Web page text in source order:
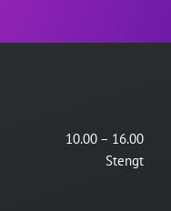
10.00 – 16.00
Stengt